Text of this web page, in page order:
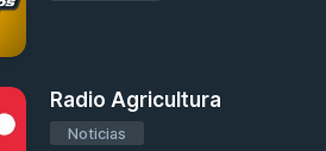
Radio Agricultura
Noticias